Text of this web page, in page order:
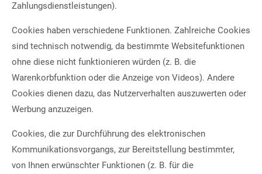
Zahlungsdienstleistungen).
Cookies haben verschiedene Funktionen. Zahlreiche Cookies
sind technisch notwendig, da bestimmte Websitefunktionen
ohne diese nicht funktionieren würden (z. B. die
Warenkorbfunktion oder die Anzeige von Videos). Andere
Cookies dienen dazu, das Nutzerverhalten auszuwerten oder
Werbung anzuzeigen.
Cookies, die zur Durchführung des elektronischen
Kommunikationsvorgangs, zur Bereitstellung bestimmter,
von Ihnen erwünschter Funktionen (z. B. für die